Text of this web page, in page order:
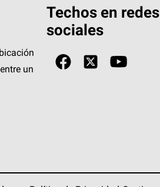
un
Techos en redes
sociales